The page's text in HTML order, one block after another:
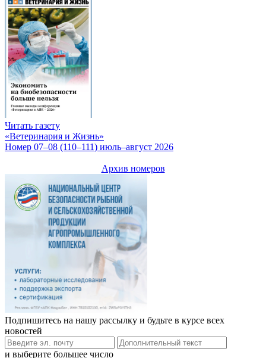
Читать газету
«Ветеринария и Жизнь»
Номер 07–08 (110–111) июль–август 2026
Архив номеров
Подпишитесь на нашу рассылку и будьте в курсе всех
новостей
и выберите большее число